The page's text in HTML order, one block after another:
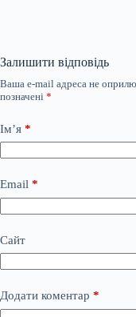
Залишити відповідь
Ваша e-mail адреса не
позначені *
Ім’я *
Email *
Сайт
Додати коментар *